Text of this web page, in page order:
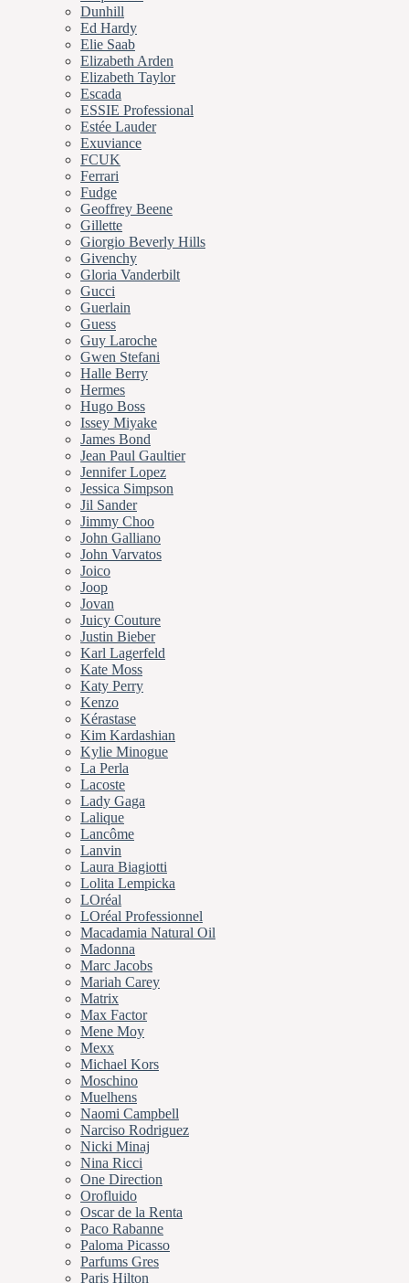
Dunhill
Ed Hardy
Elie Saab
Elizabeth Arden
Elizabeth Taylor
Escada
ESSIE Professional
Estée Lauder
Exuviance
FCUK
Ferrari
Fudge
Geoffrey Beene
Gillette
Giorgio Beverly Hills
Givenchy
Gloria Vanderbilt
Gucci
Guerlain
Guess
Guy Laroche
Gwen Stefani
Halle Berry
Hermes
Hugo Boss
Issey Miyake
James Bond
Jean Paul Gaultier
Jennifer Lopez
Jessica Simpson
Jil Sander
Jimmy Choo
John Galliano
John Varvatos
Joico
Joop
Jovan
Juicy Couture
Justin Bieber
Karl Lagerfeld
Kate Moss
Katy Perry
Kenzo
Kérastase
Kim Kardashian
Kylie Minogue
La Perla
Lacoste
Lady Gaga
Lalique
Lancôme
Lanvin
Laura Biagiotti
Lolita Lempicka
LOréal
LOréal Professionnel
Macadamia Natural Oil
Madonna
Marc Jacobs
Mariah Carey
Matrix
Max Factor
Mene Moy
Mexx
Michael Kors
Moschino
Muelhens
Naomi Campbell
Narciso Rodriguez
Nicki Minaj
Nina Ricci
One Direction
Orofluido
Oscar de la Renta
Paco Rabanne
Paloma Picasso
Parfums Gres
Paris Hilton